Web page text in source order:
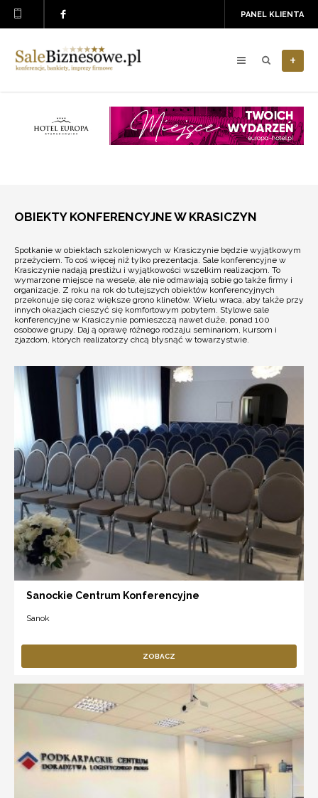
PANEL KLIENTA
+
OBIEKTY KONFERENCYJNE W KRASICZYN
Spotkanie w obiektach szkoleniowych w Krasiczynie będzie wyjątkowym
przeżyciem. To coś więcej niż tylko prezentacja. Sale konferencyjne w
Krasiczynie nadają prestiżu i wyjątkowości wszelkim realizacjom. To
wymarzone miejsce na wesele, ale nie odmawiają sobie go także firmy i
organizacje. Z roku na rok do tutejszych obiektów konferencyjnych
przekonuje się coraz większe grono klinetów. Wielu wraca, aby także przy
innych okazjach cieszyć się komfortowym pobytem. Stylowe sale
konferencyjne w Krasiczynie pomieszczą nawet duże, ponad 100
osobowe grupy. Daj ą oprawę różnego rodzaju seminariom, kursom i
zjazdom, których realizatorzy chcą błysnąć w towarzystwie.
Sanockie Centrum Konferencyjne
Sanok
ZOBACZ